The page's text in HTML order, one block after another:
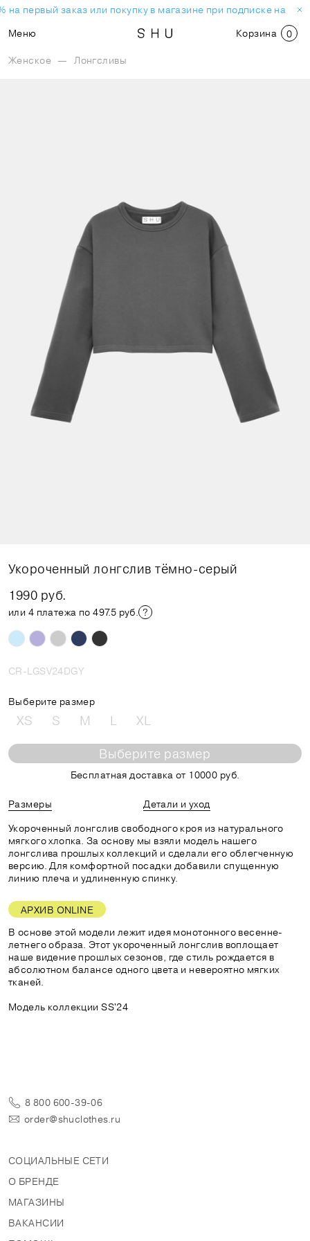
на первый заказ или покупку в магазине при подписке на
Меню
Корзина 0
Женское — Лонгсливы
Укороченный лонгслив тёмно-серый
1990 руб.
или 4 платежа по 497.5 руб.
CR-LGSV24DGY
Выберите размер
XS S M L XL
Выберите размер
Бесплатная доставка от 10000 руб.
Размеры
Детали и уход
Укороченный лонгслив свободного кроя из натурального
мягкого хлопка. За основу мы взяли модель нашего
лонгслива прошлых коллекций и сделали его облегченную
версию. Для комфортной посадки добавили спущенную
линию плеча и удлиненную спинку.
АРХИВ ONLINE
В основе этой модели лежит идея монотонного весенне-
летнего образа. Этот укороченный лонгслив воплощает
наше видение прошлых сезонов, где стиль рождается в
абсолютном балансе одного цвета и невероятно мягких
тканей.
Модель коллекции SS'24
8 800 600-39-06
order@shuclothes.ru
СОЦИАЛЬНЫЕ СЕТИ
О БРЕНДЕ
МАГАЗИНЫ
ВАКАНСИИ